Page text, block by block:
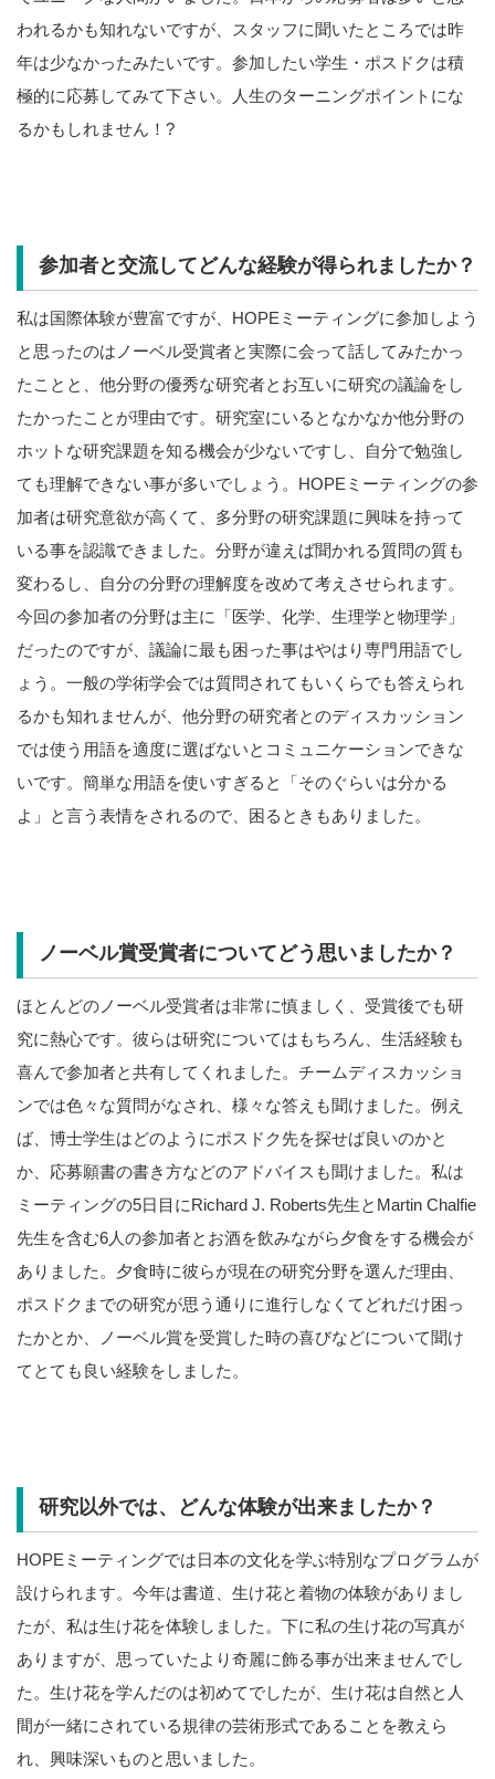
われるかも知れないですが、スタッフに聞いたところでは昨
年は少なかったみたいです。参加したい学生・ポスドクは積
極的に応募してみて下さい。人生のターニングポイントにな
るかもしれません！?
参加者と交流してどんな経験が得られましたか？
私は国際体験が豊富ですが、HOPEミーティングに参加しよう
と思ったのはノーベル受賞者と実際に会って話してみたかっ
たことと、他分野の優秀な研究者とお互いに研究の議論をし
たかったことが理由です。研究室にいるとなかなか他分野の
ホットな研究課題を知る機会が少ないですし、自分で勉強し
ても理解できない事が多いでしょう。HOPEミーティングの参
加者は研究意欲が高くて、多分野の研究課題に興味を持って
いる事を認識できました。分野が違えば聞かれる質問の質も
変わるし、自分の分野の理解度を改めて考えさせられます。
今回の参加者の分野は主に「医学、化学、生理学と物理学」
だったのですが、議論に最も困った事はやはり専門用語でし
ょう。一般の学術学会では質問されてもいくらでも答えられ
るかも知れませんが、他分野の研究者とのディスカッション
では使う用語を適度に選ばないとコミュニケーションできな
いです。簡単な用語を使いすぎると「そのぐらいは分かる
よ」と言う表情をされるので、困るときもありました。
ノーベル賞受賞者についてどう思いましたか？
ほとんどのノーベル受賞者は非常に慎ましく、受賞後でも研
究に熱心です。彼らは研究についてはもちろん、生活経験も
喜んで参加者と共有してくれました。チームディスカッショ
ンでは色々な質問がなされ、様々な答えも聞けました。例え
ば、博士学生はどのようにポスドク先を探せば良いのかと
か、応募願書の書き方などのアドバイスも聞けました。私は
ミーティングの5日目にRichard J. Roberts先生とMartin Chalfie
先生を含む6人の参加者とお酒を飲みながら夕食をする機会が
ありました。夕食時に彼らが現在の研究分野を選んだ理由、
ポスドクまでの研究が思う通りに進行しなくてどれだけ困っ
たかとか、ノーベル賞を受賞した時の喜びなどについて聞け
てとても良い経験をしました。
研究以外では、どんな体験が出来ましたか？
HOPEミーティングでは日本の文化を学ぶ特別なプログラムが
設けられます。今年は書道、生け花と着物の体験がありまし
たが、私は生け花を体験しました。下に私の生け花の写真が
ありますが、思っていたより奇麗に飾る事が出来ませんでし
た。生け花を学んだのは初めてでしたが、生け花は自然と人
間が一緒にされている規律の芸術形式であることを教えら
れ、興味深いものと思いました。